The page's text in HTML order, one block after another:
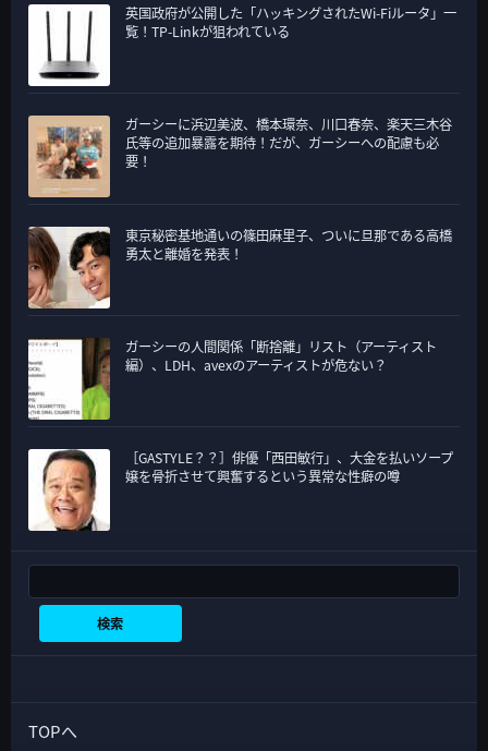
英国政府が公開した「ハッキングされたWi-Fiルータ」一
覧！TP-Linkが狙われている
ガーシーに浜辺美波、橋本環奈、川口春奈、楽天三木谷
氏等の追加暴露を期待！だが、ガーシーへの配慮も必
要！
東京秘密基地通いの篠田麻里子、ついに旦那である高橋
勇太と離婚を発表！
ガーシーの人間関係「断捨離」リスト（アーティスト
編）、LDH、avexのアーティストが危ない？
［GASTYLE？？］俳優「西田敏行」、大金を払いソープ
嬢を骨折させて興奮するという異常な性癖の噂
検索
TOPへ